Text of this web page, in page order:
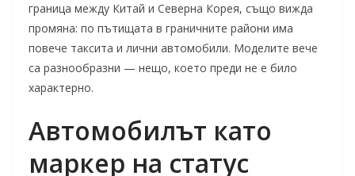
граница между Китай и Северна Корея, също вижда
промяна: по пътищата в граничните райони има
повече таксита и лични автомобили. Моделите вече
са разнообразни — нещо, което преди не е било
характерно.
Автомобилът като
маркер на статус